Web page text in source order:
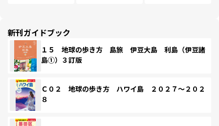
新刊ガイドブック
１５ 地球の歩き方 島旅 伊豆大島 利島（伊豆諸
島①）３訂版
Ｃ０２ 地球の歩き方 ハワイ島 ２０２７～２０２
８